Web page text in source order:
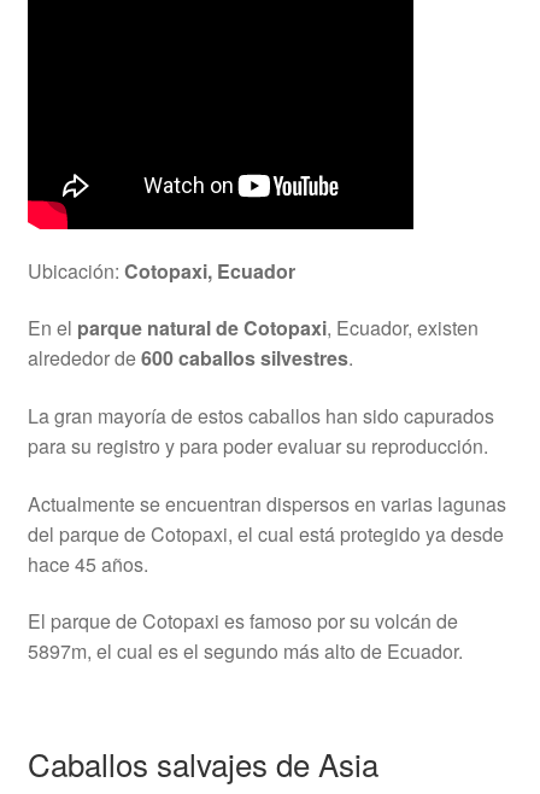
Ubicación: Cotopaxi, Ecuador
En el parque natural de Cotopaxi, Ecuador, existen
alrededor de600 caballos silvestres.
La gran mayoría de estos caballos han sido capurados
para su registro y para poder evaluar su reproducción.
Actualmente se encuentran dispersos en varias lagunas
del parque de Cotopaxi, el cual está protegido ya desde
hace 45 años.
El parque de Cotopaxi es famoso por su volcán de
5897m, el cual es el segundo más alto de Ecuador.
Caballos salvajes de Asia